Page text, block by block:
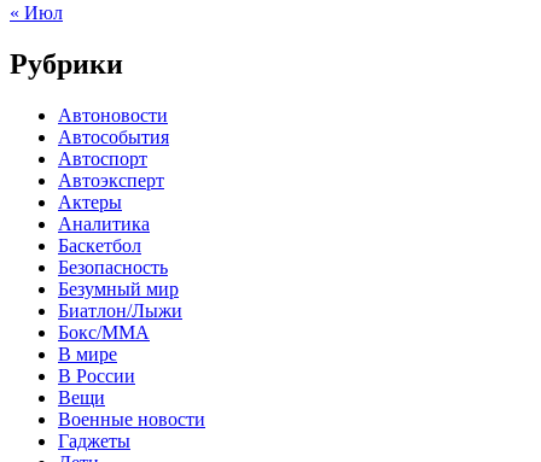
« Июл
Рубрики
Автоновости
Автособытия
Автоспорт
Автоэксперт
Актеры
Аналитика
Баскетбол
Безопасность
Безумный мир
Биатлон/Лыжи
Бокс/MMA
В мире
В России
Вещи
Военные новости
Гаджеты